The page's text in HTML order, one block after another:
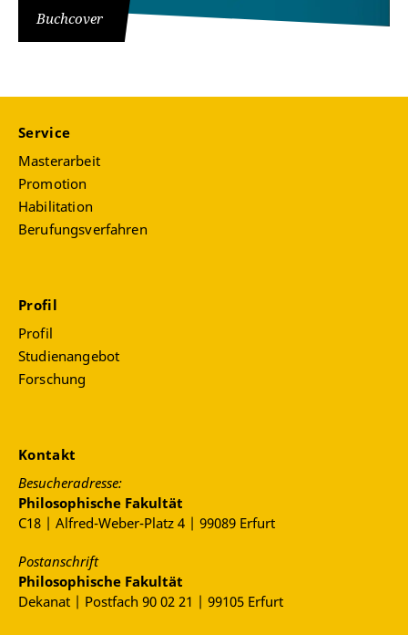
Buchcover
Service
Masterarbeit
Promotion
Habilitation
Berufungsverfahren
Profil
Profil
Studienangebot
Forschung
Kontakt
Besucheradresse:
Philosophische Fakultät
C18 | Alfred-Weber-Platz 4 | 99089 Erfurt
Postanschrift
Philosophische Fakultät
Dekanat | Postfach 90 02 21 | 99105 Erfurt